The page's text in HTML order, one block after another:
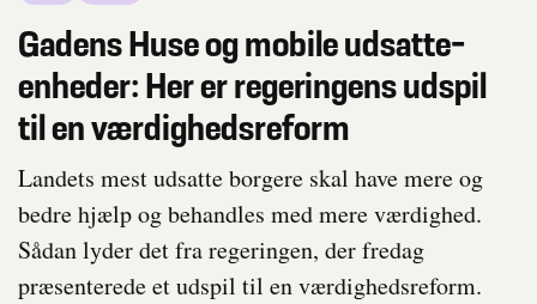
Gadens Huse og mobile udsatte-
enheder: Her er regeringens udspil
til en værdighedsreform
Landets mest udsatte borgere skal have mere og
bedre hjælp og behandles med mere værdighed.
Sådan lyder det fra regeringen, der fredag
præsenterede et udspil til en værdighedsreform.